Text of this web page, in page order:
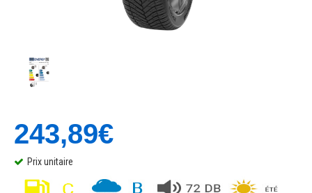
243,89€
Prix unitaire